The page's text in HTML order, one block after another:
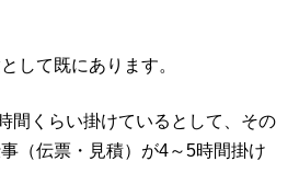
して既にあります。
間くらい掛けているとして、その
（伝票・見積）が4～5時間掛け